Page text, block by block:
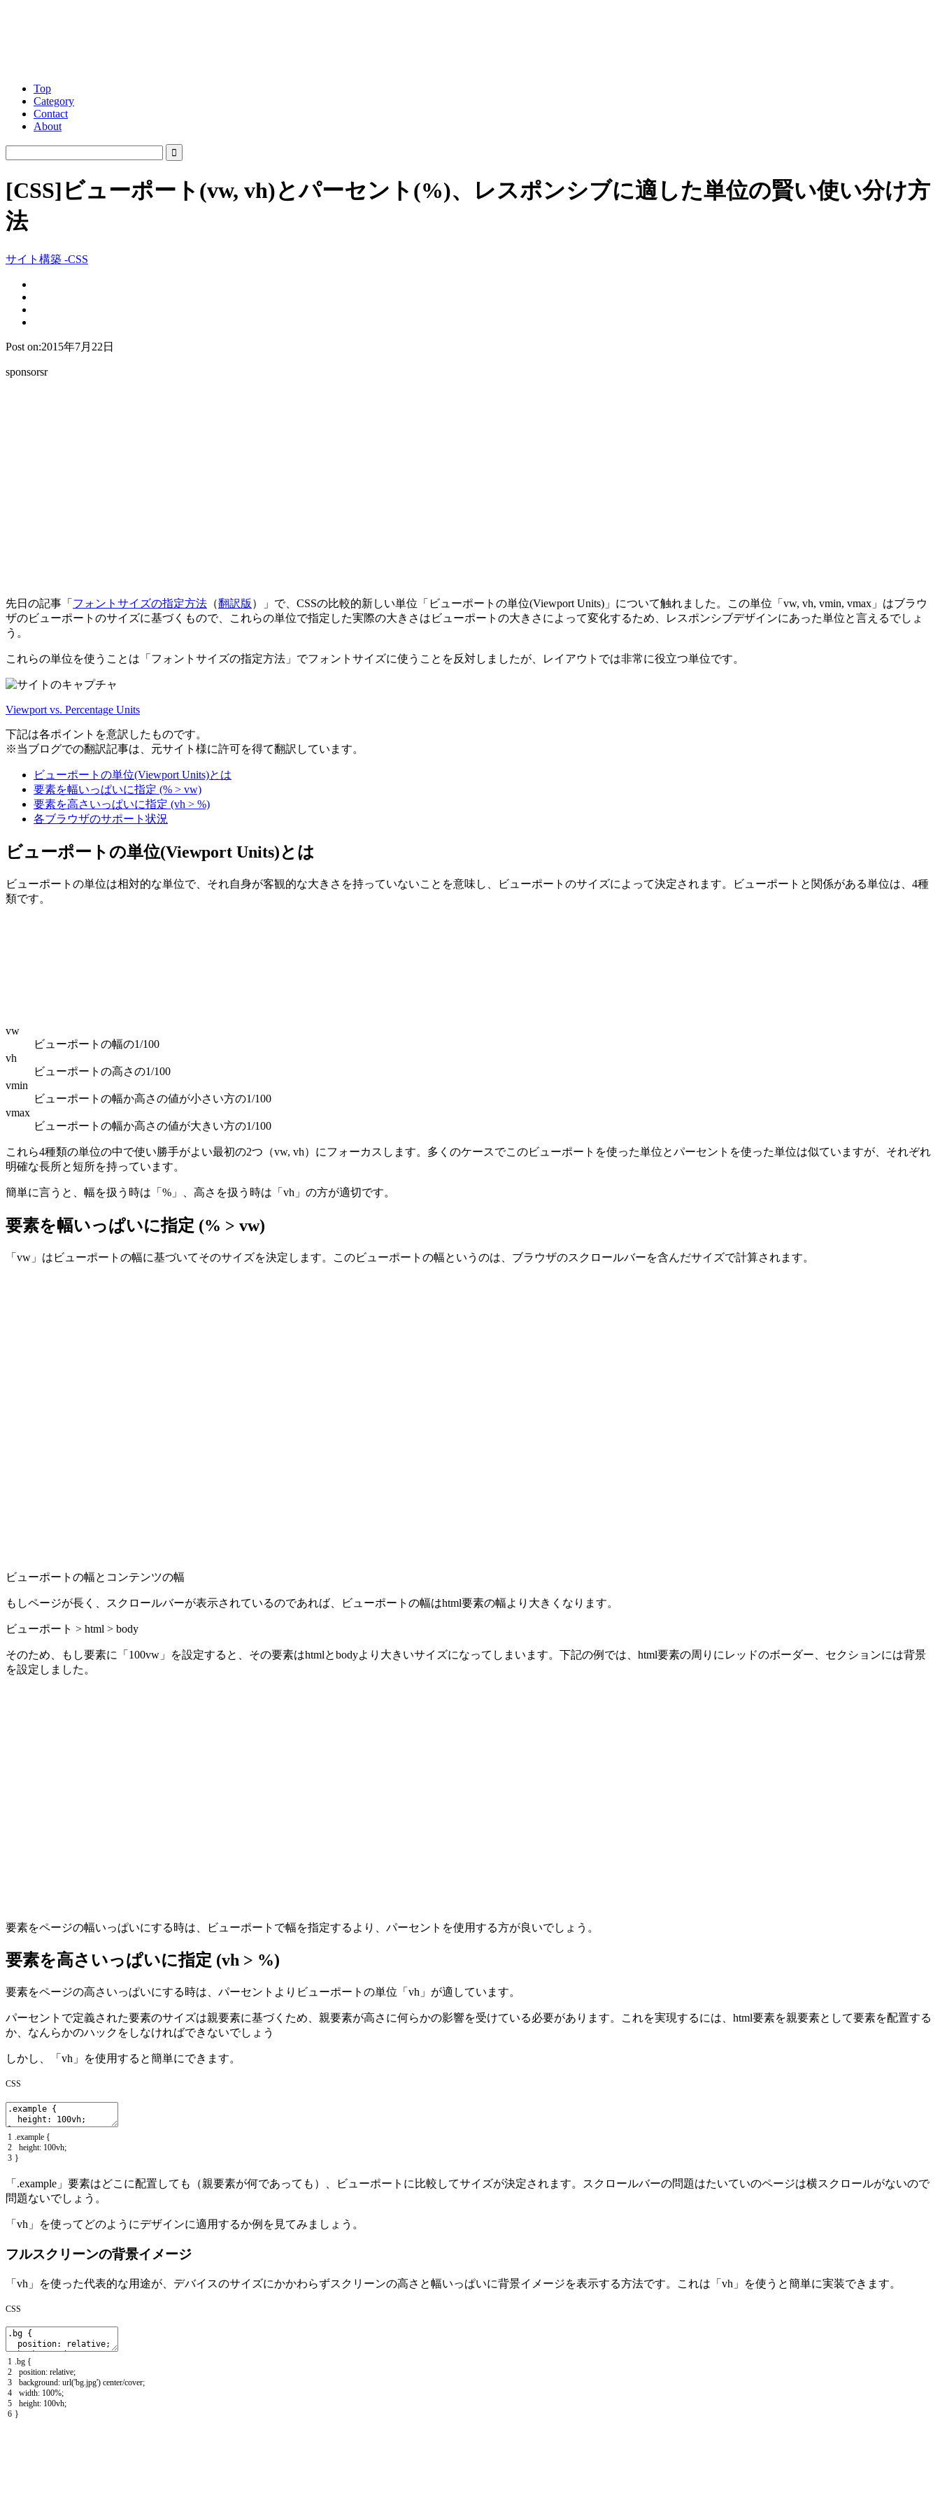
Top
Category
Contact
About
[CSS]ビューポート(vw, vh)とパーセント(%)、レスポンシブに適した単位の賢い使い分け方
法
サイト構築 -CSS
Post on:2015年7月22日
sponsorsr
先日の記事「 フォントサイズの指定方法 （翻訳版 ）」で、CSSの比較的新しい単位「ビューポートの単位(Viewport Units)」について触れました。この単位「vw, vh, vmin, vmax」はブラウ
ザのビューポートのサイズに基づくもので、これらの単位で指定した実際の大きさはビューポートの大きさによって変化するため、レスポンシブデザインにあった単位と言えるでしょ
う。
これらの単位を使うことは「フォントサイズの指定方法」でフォントサイズに使うことを反対しましたが、レイアウトでは非常に役立つ単位です。
Viewport vs. Percentage Units
下記は各ポイントを意訳したものです。
※当ブログでの翻訳記事は、元サイト様に許可を得て翻訳しています。
ビューポートの単位(Viewport Units)とは
要素を幅いっぱいに指定 (% > vw)
要素を高さいっぱいに指定 (vh > %)
各ブラウザのサポート状況
ビューポートの単位(Viewport Units)とは
ビューポートの単位は相対的な単位で、それ自身が客観的な大きさを持っていないことを意味し、ビューポートのサイズによって決定されます。ビューポートと関係がある単位は、4種
類です。
vw
ビューポートの幅の1/100
vh
ビューポートの高さの1/100
vmin
ビューポートの幅か高さの値が小さい方の1/100
vmax
ビューポートの幅か高さの値が大きい方の1/100
これら4種類の単位の中で使い勝手がよい最初の2つ（vw, vh）にフォーカスします。多くのケースでこのビューポートを使った単位とパーセントを使った単位は似ていますが、それぞれ
明確な長所と短所を持っています。
簡単に言うと、幅を扱う時は「%」、高さを扱う時は「vh」の方が適切です。
要素を幅いっぱいに指定 (% > vw)
「vw」はビューポートの幅に基づいてそのサイズを決定します。このビューポートの幅というのは、ブラウザのスクロールバーを含んだサイズで計算されます。
ビューポートの幅とコンテンツの幅
もしページが長く、スクロールバーが表示されているのであれば、ビューポートの幅はhtml要素の幅より大きくなります。
ビューポート > html > body
そのため、もし要素に「100vw」を設定すると、その要素はhtmlとbodyより大きいサイズになってしまいます。下記の例では、html要素の周りにレッドのボーダー、セクションには背景
を設定しました。
要素をページの幅いっぱいにする時は、ビューポートで幅を指定するより、パーセントを使用する方が良いでしょう。
要素を高さいっぱいに指定 (vh > %)
要素をページの高さいっぱいにする時は、パーセントよりビューポートの単位「vh」が適しています。
パーセントで定義された要素のサイズは親要素に基づくため、親要素が高さに何らかの影響を受けている必要があります。これを実現するには、html要素を親要素として要素を配置する
か、なんらかのハックをしなければできないでしょう
しかし、「vh」を使用すると簡単にできます。
CSS
1
2
3
.example {
height: 100vh;
}
「.example」要素はどこに配置しても（親要素が何であっても）、ビューポートに比較してサイズが決定されます。スクロールバーの問題はたいていのページは横スクロールがないので
問題ないでしょう。
「vh」を使ってどのようにデザインに適用するか例を見てみましょう。
フルスクリーンの背景イメージ
「vh」を使った代表的な用途が、デバイスのサイズにかかわらずスクリーンの高さと幅いっぱいに背景イメージを表示する方法です。これは「vh」を使うと簡単に実装できます。
CSS
1
2
3
4
5
6
.bg {
position: relative;
background: url('bg.jpg') center/cover;
width: 100%;
height: 100vh;
}